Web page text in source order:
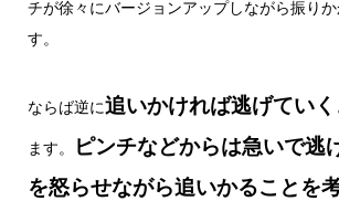
チが徐々にバージョンアップしながら振り
す。
ならば逆に追いかければ逃げていく
ます。
ピンチなどからは急いで逃
を怒らせながら追いかることを